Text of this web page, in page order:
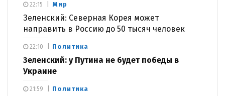
Мир
Зеленский: Северная Корея может
направить в Россию до 50 тысяч человек
22:15
Политика
Зеленский: у Путина не будет победы в
Украине
22:10
Политика
21:59